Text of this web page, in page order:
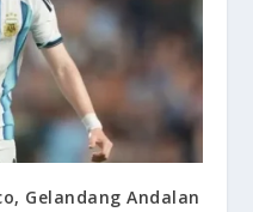
Gelandang Andalan